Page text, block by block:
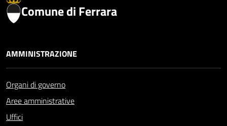
Comune di Ferrara
AMMINISTRAZIONE
Organi di governo
Aree amministrative
Uffici